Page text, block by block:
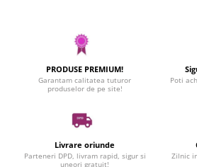
PRODUSE PREMIUM!
Garantam calitatea tuturor
produselor de pe site!
Poti
Livrare oriunde
Parteneri DPD, livram rapid, sigur si
uneori gratuit!
Zilnic